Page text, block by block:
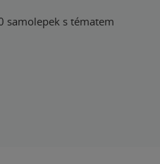
samolepek s tématem